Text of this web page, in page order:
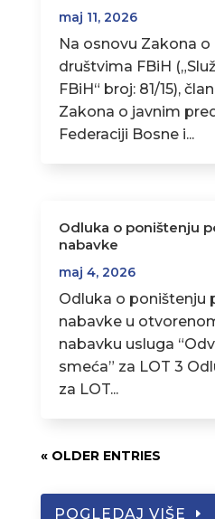
maj 11, 2026
Na osnovu Zakona
društvima FBiH
FBiH“ broj: 81/15),
Zakona o javnim
Federaciji Bosne i...
Odluka o poništenju
nabavke
maj 4, 2026
Odluka o poništenju
nabavke u
nabavku usluga
smeća” za LOT 3
za LOT...
« OLDER ENTRIES
POGLEDAJ VIŠE